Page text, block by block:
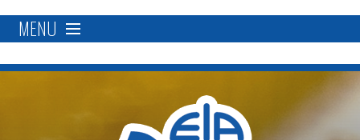
MENU
O nás
Proč se stát členem?